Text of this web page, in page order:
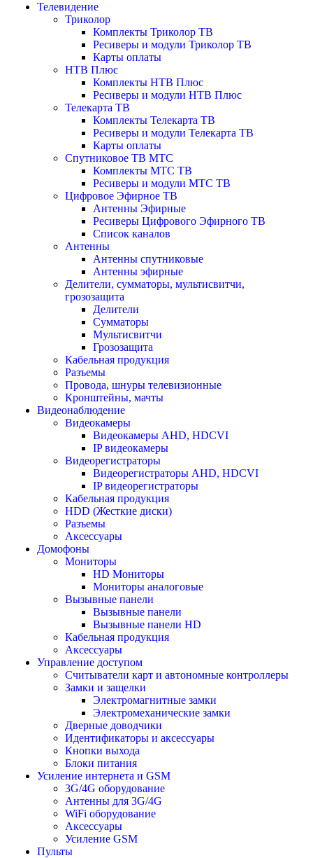
Телевидение
Триколор
Комплекты Триколор ТВ
Ресиверы и модули Триколор ТВ
Карты оплаты
НТВ Плюс
Комплекты НТВ Плюс
Ресиверы и модули НТВ Плюс
Телекарта ТВ
Комплекты Телекарта ТВ
Ресиверы и модули Телекарта ТВ
Карты оплаты
Спутниковое ТВ МТС
Комплекты МТС ТВ
Ресиверы и модули МТС ТВ
Цифровое Эфирное ТВ
Антенны Эфирные
Ресиверы Цифрового Эфирного ТВ
Список каналов
Антенны
Антенны спутниковые
Антенны эфирные
Делители, сумматоры, мультисвитчи,
грозозащита
Делители
Сумматоры
Мультисвитчи
Грозозащита
Кабельная продукция
Разъемы
Провода, шнуры телевизионные
Кронштейны, мачты
Видеонаблюдение
Видеокамеры
Видеокамеры AHD, HDCVI
IP видеокамеры
Видеорегистраторы
Видеорегистраторы AHD, HDCVI
IP видеорегистраторы
Кабельная продукция
HDD (Жесткие диски)
Разъемы
Аксессуары
Домофоны
Мониторы
HD Мониторы
Мониторы аналоговые
Вызывные панели
Вызывные панели
Вызывные панели HD
Кабельная продукция
Аксессуары
Управление доступом
Считыватели карт и автономные контроллеры
Замки и защелки
Электромагнитные замки
Электромеханические замки
Дверные доводчики
Идентификаторы и аксессуары
Кнопки выхода
Блоки питания
Усиление интернета и GSM
3G/4G оборудование
Антенны для 3G/4G
WiFi оборудование
Аксессуары
Усиление GSM
Пульты